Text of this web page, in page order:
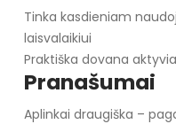
Tinka kasdieniam
laisvalaikiui
Praktiška dovana
Pranašumai
Aplinkai draugiška –